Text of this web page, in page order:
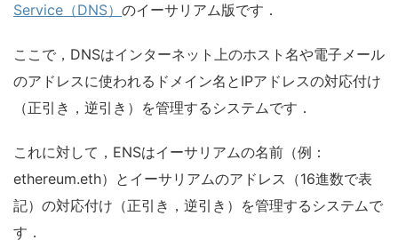
Service（DNS） のイーサリアム版です．
ここで，DNSはインターネット上のホスト名や電子メール
のアドレスに使われるドメイン名とIPアドレスの対応付け
（正引き，逆引き）を管理するシステムです．
これに対して，ENSはイーサリアムの名前（例：
ethereum.eth）とイーサリアムのアドレス（16進数で表
記）の対応付け（正引き，逆引き）を管理するシステムで
す．